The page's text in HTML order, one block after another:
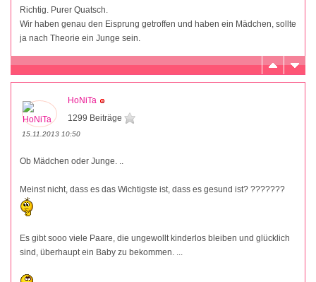
Richtig. Purer Quatsch.
Wir haben genau den Eisprung getroffen und haben ein Mädchen, sollte
ja nach Theorie ein Junge sein.
HoNiTa
1299 Beiträge
15.11.2013 10:50
Ob Mädchen oder Junge. ..
Meinst nicht, dass es das Wichtigste ist, dass es gesund ist? ???????
Es gibt sooo viele Paare, die ungewollt kinderlos bleiben und glücklich
sind, überhaupt ein Baby zu bekommen. ...